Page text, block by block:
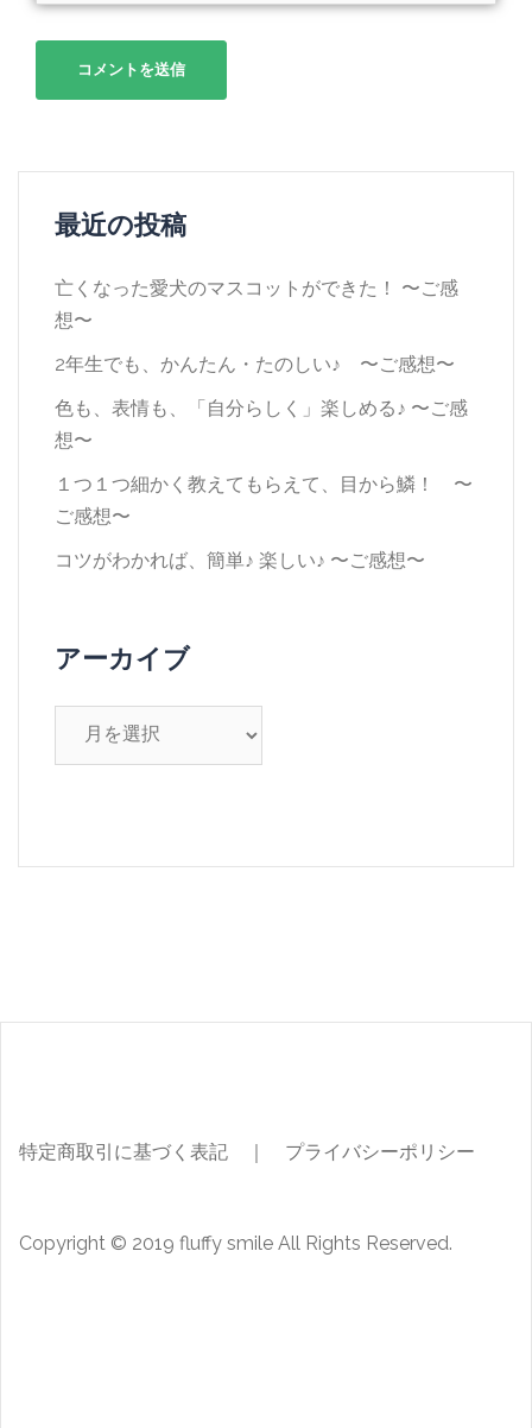
最近の投稿
亡くなった愛犬のマスコットができた！ 〜ご感
想〜
2年生でも、かんたん・たのしい♪ 〜ご感想〜
色も、表情も、「自分らしく」楽しめる♪ 〜ご感
想〜
１つ１つ細かく教えてもらえて、目から鱗！ 〜
ご感想〜
コツがわかれば、簡単♪ 楽しい♪ 〜ご感想〜
アーカイブ
特定商取引に基づく表記 ｜ プライバシーポリシー
Copyright © 2019 fluffy smile All Rights Reserved.